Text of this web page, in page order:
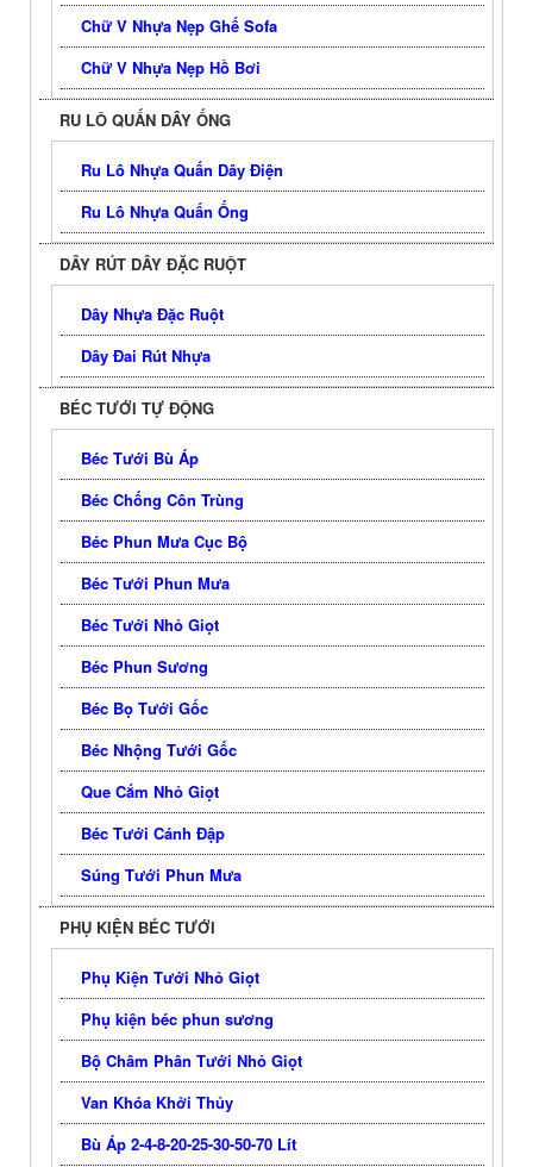
Chữ V Nhựa Nẹp Ghế Sofa
Chữ V Nhựa Nẹp Hồ Bơi
RU LÔ QUẤN DÂY ỐNG
Ru Lô Nhựa Quấn Dây Điện
Ru Lô Nhựa Quấn Ống
DÂY RÚT DÂY ĐẶC RUỘT
Dây Nhựa Đặc Ruột
Dây Đai Rút Nhựa
BÉC TƯỚI TỰ ĐỘNG
Béc Tưới Bù Áp
Béc Chống Côn Trùng
Béc Phun Mưa Cục Bộ
Béc Tưới Phun Mưa
Béc Tưới Nhỏ Giọt
Béc Phun Sương
Béc Bọ Tưới Gốc
Béc Nhộng Tưới Gốc
Que Cắm Nhỏ Giọt
Béc Tưới Cánh Đập
Súng Tưới Phun Mưa
PHỤ KIỆN BÉC TƯỚI
Phụ Kiện Tưới Nhỏ Giọt
Phụ kiện béc phun sương
Bộ Châm Phân Tưới Nhỏ Giọt
Van Khóa Khởi Thủy
Bù Áp 2-4-8-20-25-30-50-70 Lít